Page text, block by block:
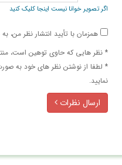
اگر تصویر خوانا نیست اینجا کلیک کنید
همزمان با تأیید انتشار نظر من،
* نظر هایی كه حاوی توهین است،
* لطفا از نوشتن نظر های خود به
نمایید.
ارسال نظرات